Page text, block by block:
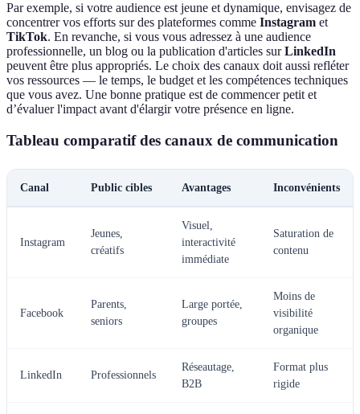
Par exemple, si votre audience est jeune et dynamique, envisagez de
concentrer vos efforts sur des plateformes comme Instagram et
TikTok. En revanche, si vous vous adressez à une audience
professionnelle, un blog ou la publication d'articles surLinkedIn
peuvent être plus appropriés. Le choix des canaux doit aussi refléter
vos ressources — le temps, le budget et les compétences techniques
que vous avez. Une bonne pratique est de commencer petit et
d’évaluer l'impact avant d'élargir votre présence en ligne.
Tableau comparatif des canaux de communication
Canal Public cibles Avantages Inconvénients
Instagram
Jeunes,
créatifs
Visuel,
interactivité
immédiate
Saturation de
contenu
Facebook
Parents,
seniors
Large portée,
groupes
Moins de
visibilité
organique
LinkedIn Professionnels
Réseautage,
B2B
Format plus
rigide